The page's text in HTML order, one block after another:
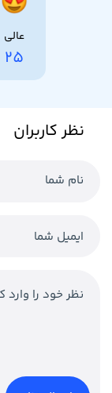
عالی
25
نظر کاربران